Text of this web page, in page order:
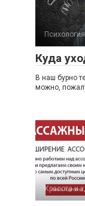
Психология
Куда
В наш бурно
можно,
Красота и